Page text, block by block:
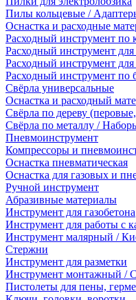
Пилы кольцевые /
Оснастка и расходные
Расходный инструмент по
Расходный инструмент для
Расходный инструмент
Расходный инструмент по
Свёрла универсальные
Оснастка и расходный
Свёрла по дереву
Свёрла по металлу /
Пневмоинструмент
Компрессоры и
Оснастка пневматическая
Оснастка для газовых и
Ручной инструмент
Абразивные материалы
Инструмент для газобетона
Инструмент для работы с
Инструмент малярный /
Стержни
Инструмент для разметки
Инструмент монтажный /
Пистолеты для пены,